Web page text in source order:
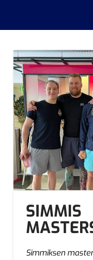
SIMMIS
Simmiksen